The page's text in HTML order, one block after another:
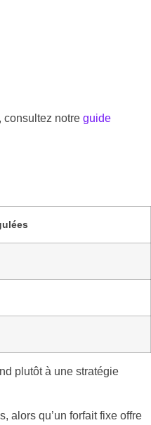
consultez notre guide
plutôt à une stratégie
alors qu’un forfait fixe offre